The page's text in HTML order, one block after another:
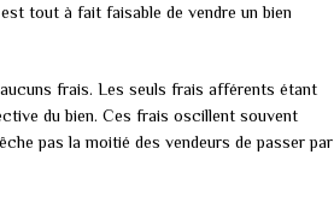
tout à fait faisable de vendre un bien
frais. Les seuls frais afférents étant
du bien. Ces frais oscillent souvent
pas la moitié des vendeurs de passer par